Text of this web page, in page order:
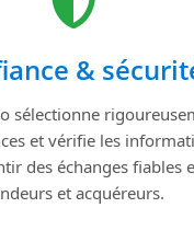
&
sélectionne
et vérifie les
des échanges fiables
et acquéreurs.